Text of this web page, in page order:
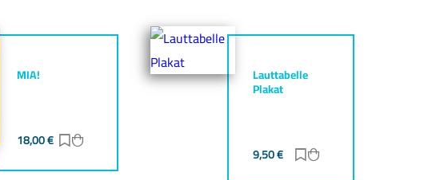
MIA!
18,00€ Zur Merkliste hinzufügen
Lauttabelle
Plakat
9,50€ Zur Merkliste